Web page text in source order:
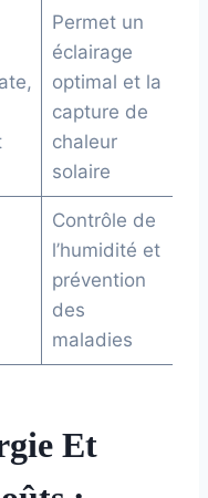
Permet un
éclairage
optimal et la
capture de
chaleur
solaire
Contrôle de
l’humidité et
prévention
des
maladies
Et